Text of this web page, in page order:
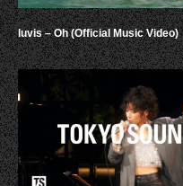
luvis – Oh (Official Music Video)